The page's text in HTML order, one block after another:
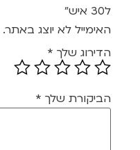
ל30 איש”
האימייל לא יוצג באתר.
הדירוג שלך *
הביקורת שלך *